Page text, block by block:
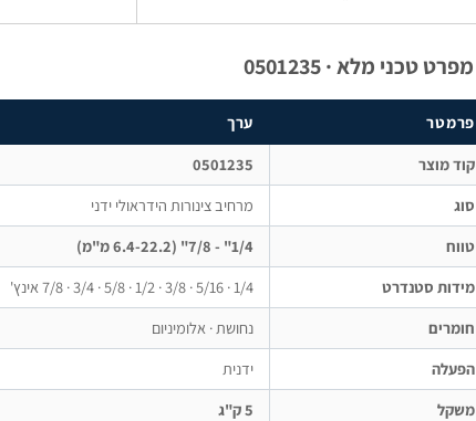
מפרט טכני מלא · 0501235
פרמטר
ערך
קוד מוצר
0501235
סוג
מרחיב צינורות הידראולי ידני
טווח
1/4" - 7/8" (6.4-22.2 מ"מ)
מידות סטנדרט
1/4 · 5/16 · 3/8 · 1/2 · 5/8 · 3/4 · 7/8 אינץ'
חומרים
נחושת · אלומיניום
הפעלה
ידנית
משקל
5 ק"ג